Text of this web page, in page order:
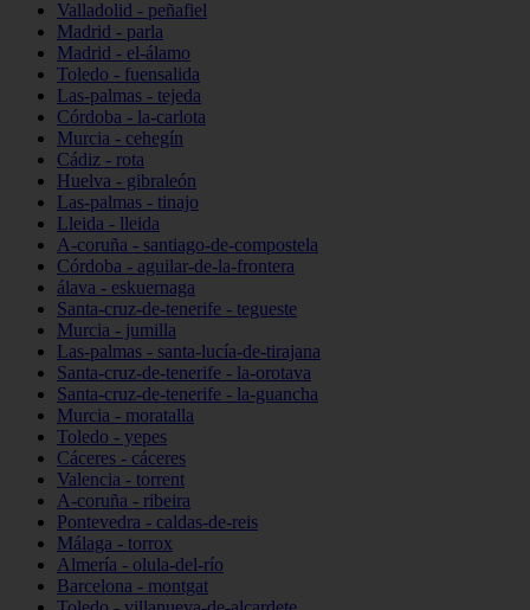
Valladolid - peñafiel
Madrid - parla
Madrid - el-álamo
Toledo - fuensalida
Las-palmas - tejeda
Córdoba - la-carlota
Murcia - cehegín
Cádiz - rota
Huelva - gibraleón
Las-palmas - tinajo
Lleida - lleida
A-coruña - santiago-de-compostela
Córdoba - aguilar-de-la-frontera
álava - eskuernaga
Santa-cruz-de-tenerife - tegueste
Murcia - jumilla
Las-palmas - santa-lucía-de-tirajana
Santa-cruz-de-tenerife - la-orotava
Santa-cruz-de-tenerife - la-guancha
Murcia - moratalla
Toledo - yepes
Cáceres - cáceres
Valencia - torrent
A-coruña - ribeira
Pontevedra - caldas-de-reis
Málaga - torrox
Almería - olula-del-río
Barcelona - montgat